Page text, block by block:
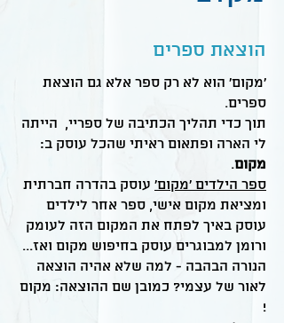
הוצאת ספרים
'מקום' הוא לא רק ספר אלא גם הוצאת
ספרים.
תוך כדי תהליך הכתיבה של ספריי, הייתה
לי הארה ופתאום ראיתי שהכל עוסק ב:
מקום.
ספר הילדים 'מקום' עוסק בהדרה חברתית
ומציאת מקום אישי, ספר אחר לילדים
עוסק באיך לפתח את המקום הזה לעומק
ורומן למבוגרים עוסק בחיפוש מקום ואז...
הנורה הבהבה - למה שלא אהיה הוצאה
לאור של עצמי? כמובן שם ההוצאה: מקום
!